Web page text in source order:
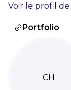
Voir le profil
Portfolio
CH